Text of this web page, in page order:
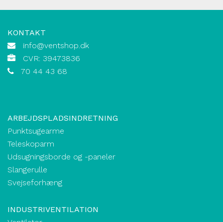
KONTAKT
info@ventshop.dk
CVR: 39473836
70 44 43 68
ARBEJDSPLADSINDRETNING
Punktsugearme
Teleskoparm
Udsugningsborde og -paneler
Slangerulle
Svejseforhæng
INDUSTRIVENTILATION